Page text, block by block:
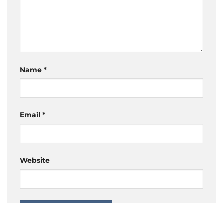
Name *
Email *
Website